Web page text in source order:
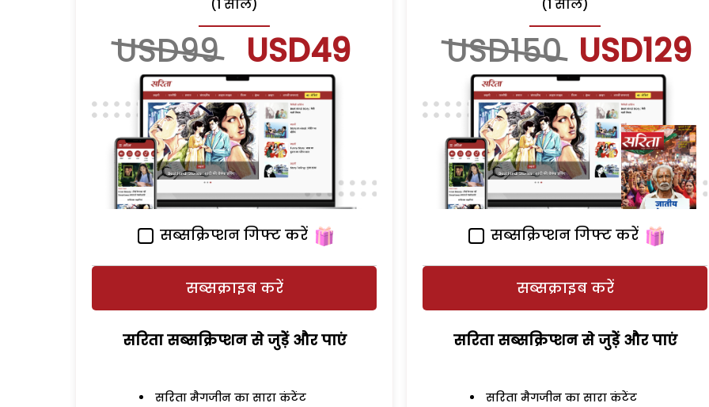
(1 साल)
USD99 USD49
सब्सक्रिप्शन गिफ्ट करें
सब्सक्राइब करें
सरिता सब्सक्रिप्शन से जुड़ेें और पाएं
सरिता मैगजीन का सारा कंटेंट
(1 साल)
USD150 USD129
सब्सक्रिप्शन गिफ्ट करें
सब्सक्राइब करें
सरिता सब्सक्रिप्शन से जुड़ेें और पाएं
सरिता मैगजीन का सारा कंटेंट